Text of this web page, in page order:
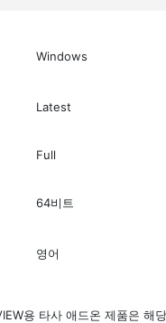
Windows
Latest
Full
64비트
영어
용 타사 애드온 제품은 해